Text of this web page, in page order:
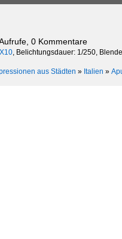
0 Kommentare
, Belichtungsdauer: 1/250,
aus Städten » Italien »